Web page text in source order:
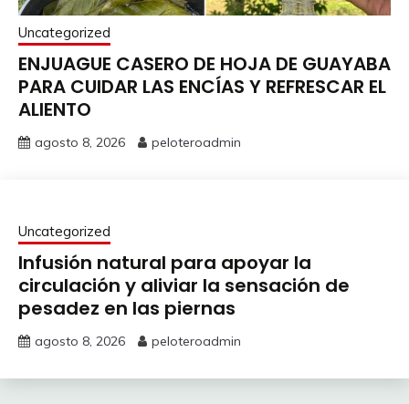
Uncategorized
ENJUAGUE CASERO DE HOJA DE GUAYABA
PARA CUIDAR LAS ENCÍAS Y REFRESCAR EL
ALIENTO
agosto 8, 2026 peloteroadmin
Uncategorized
Infusión natural para apoyar la
circulación y aliviar la sensación de
pesadez en las piernas
agosto 8, 2026 peloteroadmin